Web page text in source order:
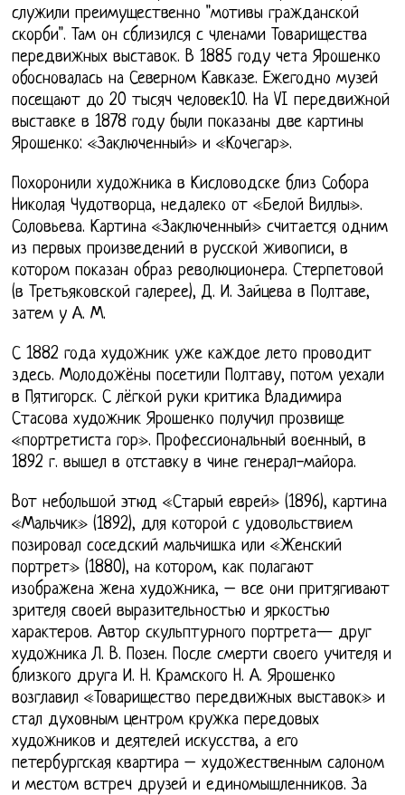
служили преимущественно "мотивы гражданской
скорби". Там он сблизился с членами Товарищества
передвижных выставок. В 1885 году чета Ярошенко
обосновалась на Северном Кавказе. Ежегодно музей
посещают до 20 тысяч человек10. На VI передвижной
выставке в 1878 году были показаны две картины
Ярошенко: «Заключенный» и «Кочегар».
Похоронили художника в Кисловодске близ Собора
Николая Чудотворца, недалеко от «Белой Виллы».
Соловьева. Картина «Заключенный» считается одним
из первых произведений в русской живописи, в
котором показан образ революционера. Стерпетовой
(в Третьяковской галерее), Д. И. Зайцева в Полтаве,
затем у А. М.
С 1882 года художник уже каждое лето проводит
здесь. Молодожёны посетили Полтаву, потом уехали
в Пятигорск. С лёгкой руки критика Владимира
Стасова художник Ярошенко получил прозвище
«портретиста гор». Профессиональный военный, в
1892 г. вышел в отставку в чине генерал-майора.
Вот небольшой этюд «Старый еврей» (1896), картина
«Мальчик» (1892), для которой с удовольствием
позировал соседский мальчишка или «Женский
портрет» (1880), на котором, как полагают
изображена жена художника, – все они притягивают
зрителя своей выразительностью и яркостью
характеров. Автор скульптурного портрета— друг
художника Л. В. Позен. После смерти своего учителя и
близкого друга И. Н. Крамского Н. А. Ярошенко
возглавил «Товарищество передвижных выставок» и
стал духовным центром кружка передовых
художников и деятелей искусства, а его
петербургская квартира – художественным салоном
и местом встреч друзей и единомышленников. За